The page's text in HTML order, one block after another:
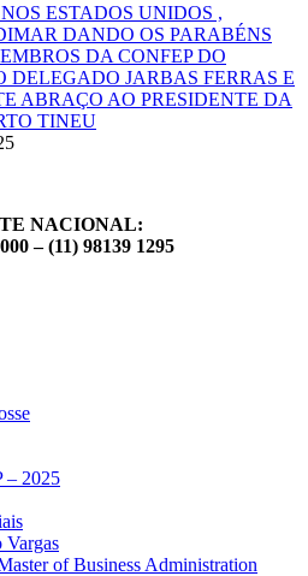
ESTADOS UNIDOS ,
DANDO OS PARABÉNS
DA CONFEP DO
DELEGADO JARBAS FERRAS E
ABRAÇO AO PRESIDENTE DA
TINEU
NACIONAL:
– (11) 98139 1295
– 2025
Vargas
of Business Administration